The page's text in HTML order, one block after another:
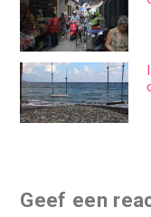
Geef een